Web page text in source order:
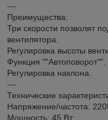
---
Преимущества:
Три скорости позволят
вентилятора.
Регулировка высоты
Функция ""Автоповорот"".
Регулировка наклона.
---
Технические
Напряжение/частота:
Мощность: 45 Вт;